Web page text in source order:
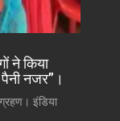
ने किया
नजर”।
इंडिया